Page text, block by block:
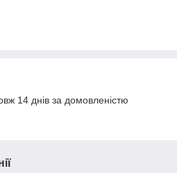
14 днів за домовленістю